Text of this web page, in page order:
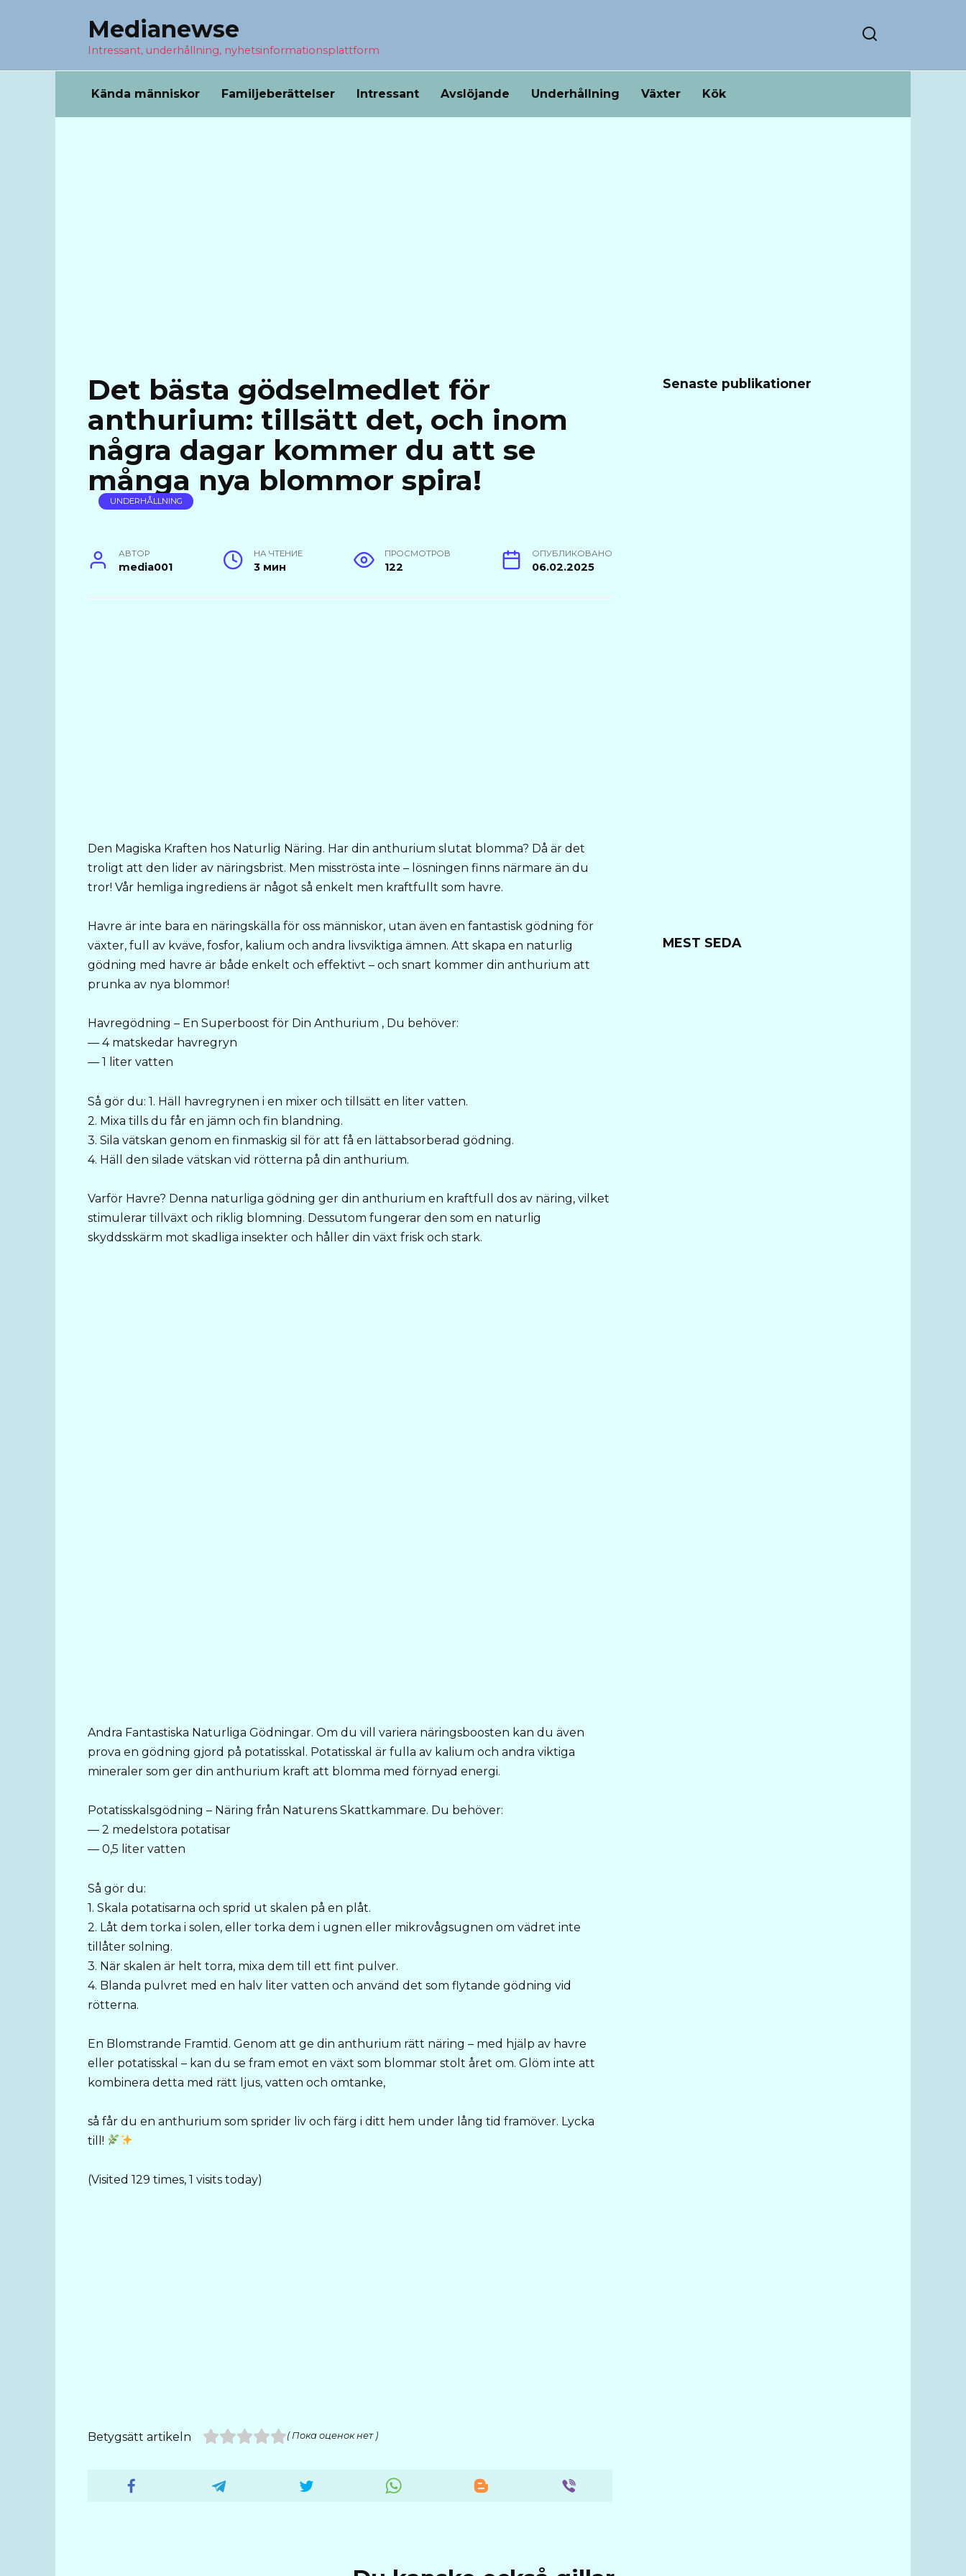
Medianewse
Intressant, underhållning, nyhetsinformationsplattform
Kända människor Familjeberättelser Intressant Avslöjande Underhållning Växter Kök
Det bästa gödselmedlet för
anthurium: tillsätt det, och inom
några dagar kommer du att se
många nya blommor spira!
UNDERHÅLLNING
АВТОР
media001
НА ЧТЕНИЕ
3 мин
ПРОСМОТРОВ
122
ОПУБЛИКОВАНО
06.02.2025
Den Magiska Kraften hos Naturlig Näring. Har din anthurium slutat blomma? Då är det
troligt att den lider av näringsbrist. Men misströsta inte – lösningen finns närmare än du
tror! Vår hemliga ingrediens är något så enkelt men kraftfullt som havre.
Havre är inte bara en näringskälla för oss människor, utan även en fantastisk gödning för
växter, full av kväve, fosfor, kalium och andra livsviktiga ämnen. Att skapa en naturlig
gödning med havre är både enkelt och effektivt – och snart kommer din anthurium att
prunka av nya blommor!
Havregödning – En Superboost för Din Anthurium , Du behöver:
— 4 matskedar havregryn
— 1 liter vatten
Så gör du: 1. Häll havregrynen i en mixer och tillsätt en liter vatten.
2. Mixa tills du får en jämn och fin blandning.
3. Sila vätskan genom en finmaskig sil för att få en lättabsorberad gödning.
4. Häll den silade vätskan vid rötterna på din anthurium.
Varför Havre? Denna naturliga gödning ger din anthurium en kraftfull dos av näring, vilket
stimulerar tillväxt och riklig blomning. Dessutom fungerar den som en naturlig
skyddsskärm mot skadliga insekter och håller din växt frisk och stark.
Andra Fantastiska Naturliga Gödningar. Om du vill variera näringsboosten kan du även
prova en gödning gjord på potatisskal. Potatisskal är fulla av kalium och andra viktiga
mineraler som ger din anthurium kraft att blomma med förnyad energi.
Potatisskalsgödning – Näring från Naturens Skattkammare. Du behöver:
— 2 medelstora potatisar
— 0,5 liter vatten
Så gör du:
1. Skala potatisarna och sprid ut skalen på en plåt.
2. Låt dem torka i solen, eller torka dem i ugnen eller mikrovågsugnen om vädret inte
tillåter solning.
3. När skalen är helt torra, mixa dem till ett fint pulver.
4. Blanda pulvret med en halv liter vatten och använd det som flytande gödning vid
rötterna.
En Blomstrande Framtid. Genom att ge din anthurium rätt näring – med hjälp av havre
eller potatisskal – kan du se fram emot en växt som blommar stolt året om. Glöm inte att
kombinera detta med rätt ljus, vatten och omtanke,
så får du en anthurium som sprider liv och färg i ditt hem under lång tid framöver. Lycka
till!
(Visited 129 times, 1 visits today)
Betygsätt artikeln ( Пока оценок нет )
Senaste publikationer
MEST SEDA